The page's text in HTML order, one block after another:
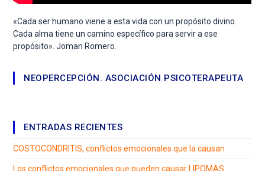
«Cada ser humano viene a esta vida con un propósito divino.
Cada alma tiene un camino específico para servir a ese
propósito». Joman Romero.
NEOPERCEPCIÓN. ASOCIACIÓN PSICOTERAPEUTA
ENTRADAS RECIENTES
COSTOCONDRITIS, conflictos emocionales que la causan
Los conflictos emocionales que pueden causar LIPOMAS